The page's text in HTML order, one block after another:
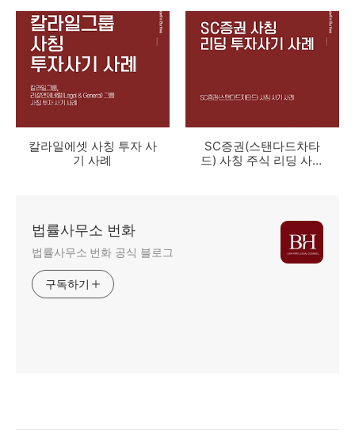
칼라일에셋 사칭 투자 사
기 사례
SC증권(스탠다드차타
드) 사칭 주식 리딩 사기
법률사무소 번화
법률사무소 번화 공식 블로그
구독하기